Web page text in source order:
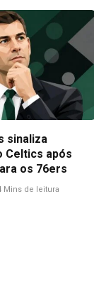
sinaliza
Celtics após
os 76ers
Mins de leitura